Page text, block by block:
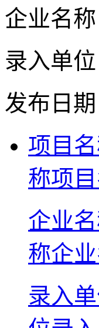
企业名称
录入单位
发布日期
项目
称项
企业
称企
录入